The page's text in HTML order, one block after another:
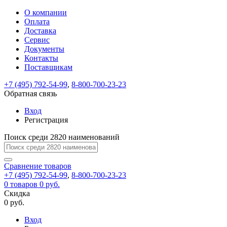
ВходРегистрация
Только
test@example.com
отправлена
по
ней
для
регистрации.
Ок
Только
Запомнить
меня
Забыли
Восстановление
пароля
Заполните
форму.
Мы
отправим
ссылку
на
указанный
электронный
адрес,
перейдя
по
которой
вы
новый
На
вашу
test@test.ru
отправлена
ссылка.
Перейдите
по
для
смены
пароля.
Введите
новый
пароль
Сменить
Пароль
успешно
Войти
Обратная
связь
Сообщение
пользовательского
соглашения
Ваше
сообщение
успешно
О компании
Оплата
Доставка
Сервис
Документы
Контакты
Поставщикам
+7 (495) 792-54-99, 8-800-700-23-23
Обратная связь
Вход
Регистрация
Поиск среди 2820 наименований
Сравнение товаров
+7 (495) 792-54-99, 8-800-700-23-23
0 товаров 0 руб.
Скидка
0 руб.
Вход